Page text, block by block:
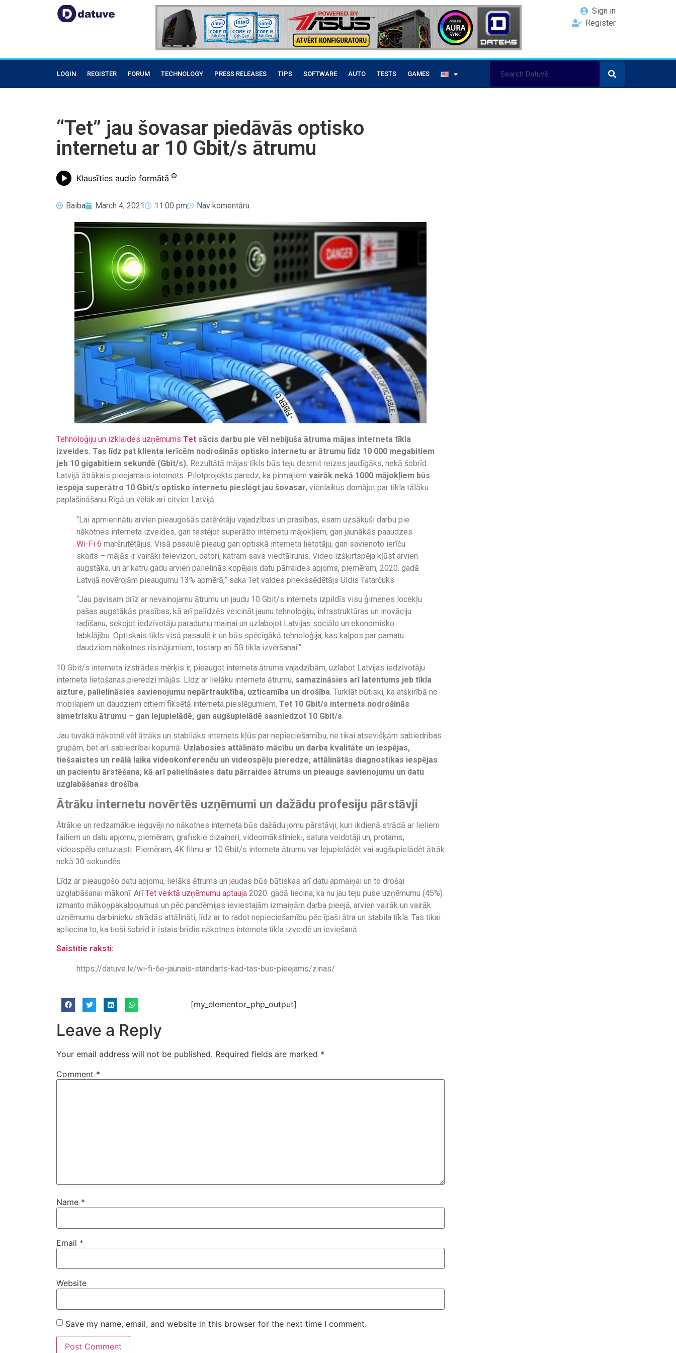
Sign in
Register
LOGIN REGISTER FORUM TECHNOLOGY PRESS RELEASES TIPS SOFTWARE AUTO TESTS GAMES
“Tet” jau šovasar piedāvās optisko
internetu ar 10 Gbit/s ātrumu
Klausīties audio formātā
Baiba March 4, 2021 11:00 pm Nav komentāru
Tehnoloģiju un izklaides uzņēmums Tet sācis darbu pie vēl nebijuša ātruma mājas interneta tīkla
izveides. Tas līdz pat klienta ierīcēm nodrošinās optisko internetu ar ātrumu līdz 10 000 megabitiem
jeb 10 gigabitiem sekundē (Gbit/s). Rezultātā mājas tīkls būs teju desmit reizes jaudīgāks, nekā šobrīd
Latvijā ātrākais pieejamais internets. Pilotprojekts paredz, ka pirmajiem vairāk nekā 1000 mājokļiem būs
iespēja superātro 10 Gbit/s optisko internetu pieslēgt jau šovasar, vienlaikus domājot par tīkla tālāku
paplašināšanu Rīgā un vēlāk arī citviet Latvijā.
“Lai apmierinātu arvien pieaugošās patērētāju vajadzības un prasības, esam uzsākuši darbu pie
nākotnes interneta izveides, gan testējot superātro internetu mājokļiem, gan jaunākās paaudzes
Wi-Fi 6 maršrutētājus. Visā pasaulē pieaug gan optiskā interneta lietotāju, gan savienoto ierīču
skaits – mājās ir vairāki televizori, datori, katram savs viedtālrunis. Video izšķirtspēja kļūst arvien
augstāka, un ar katru gadu arvien palielinās kopējais datu pārraides apjoms, piemēram, 2020. gadā
Latvijā novērojām pieaugumu 13% apmērā,” saka Tet valdes priekšsēdētājs Uldis Tatarčuks.
“Jau pavisam drīz ar nevainojamu ātrumu un jaudu 10 Gbit/s internets izpildīs visu ģimenes locekļu
pašas augstākās prasības, kā arī palīdzēs veicināt jaunu tehnoloģiju, infrastruktūras un inovāciju
radīšanu, sekojot iedzīvotāju paradumu maiņai un uzlabojot Latvijas sociālo un ekonomisko
labklājību. Optiskais tīkls visā pasaulē ir un būs spēcīgākā tehnoloģija, kas kalpos par pamatu
daudziem nākotnes risinājumiem, tostarp arī 5G tīkla izvēršanai.”
10 Gbit/s interneta izstrādes mērķis ir, pieaugot interneta ātruma vajadzībām, uzlabot Latvijas iedzīvotāju
interneta lietošanas pieredzi mājās. Līdz ar lielāku interneta ātrumu, samazināsies arī latentums jeb tīkla
aizture, palielināsies savienojumu nepārtrauktība, uzticamība un drošība. Turklāt būtiski, ka atšķirībā no
mobilajiem un daudziem citiem fiksētā interneta pieslēgumiem, Tet 10 Gbit/s internets nodrošinās
simetrisku ātrumu – gan lejupielādē, gan augšupielādē sasniedzot 10 Gbit/s.
Jau tuvākā nākotnē vēl ātrāks un stabilāks internets kļūs par nepieciešamību, ne tikai atsevišķām sabiedrības
grupām, bet arī sabiedrībai kopumā. Uzlabosies attālināto mācību un darba kvalitāte un iespējas,
tiešsaistes un reālā laika videokonferenču un videospēļu pieredze, attālinātās diagnostikas iespējas
un pacientu ārstēšana, kā arī palielināsies datu pārraides ātrums un pieaugs savienojumu un datu
uzglabāšanas drošība
Ātrāku internetu novērtēs uzņēmumi un dažādu profesiju pārstāvji
Ātrākie un redzamākie ieguvēji no nākotnes interneta būs dažādu jomu pārstāvji, kuri ikdienā strādā ar lieliem
failiem un datu apjomu, piemēram, grafiskie dizaineri, videomākslinieki, satura veidotāji un, protams,
videospēļu entuziasti. Piemēram, 4K filmu ar 10 Gbit/s interneta ātrumu var lejupielādēt vai augšupielādēt ātrāk
nekā 30 sekundēs.
Līdz ar pieaugošo datu apjomu, lielāks ātrums un jaudas būs būtiskas arī datu apmaiņai un to drošai
uzglabāšanai mākonī. ArīTet veiktā uzņēmumu aptauja 2020. gadā liecina, ka nu jau teju puse uzņēmumu (45%)
izmanto mākoņpakalpojumus un pēc pandēmijas ieviestajām izmaiņām darba pieejā, arvien vairāk un vairāk
uzņēmumu darbinieku strādās attālināti, līdz ar to radot nepieciešamību pēc īpaši ātra un stabila tīkla. Tas tikai
apliecina to, ka tieši šobrīd ir īstais brīdis nākotnes interneta tīkla izveidē un ieviešanā.
Saistītie raksti:
https://datuve.lv/wi-fi-6e-jaunais-standarts-kad-tas-bus-pieejams/zinas/
[my_elementor_php_output]
Leave a Reply
Your email address will not be published. Required fields are marked *
Comment *
Name *
Email *
Website
Save my name, email, and website in this browser for the next time I comment.